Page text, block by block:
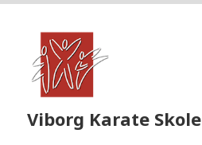
Viborg Karate Skole